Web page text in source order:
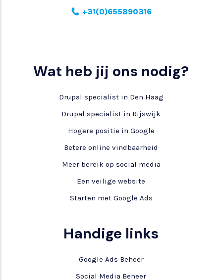
+31(0)655890316
Wat heb jij ons nodig?
Drupal specialist in Den Haag
Drupal specialist in Rijswijk
Hogere positie in Google
Betere online vindbaarheid
Meer bereik op social media
Een veilige website
Starten met Google Ads
Handige links
Google Ads Beheer
Social Media Beheer